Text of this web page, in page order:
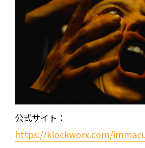
公式サイト：
https://klockworx.com/